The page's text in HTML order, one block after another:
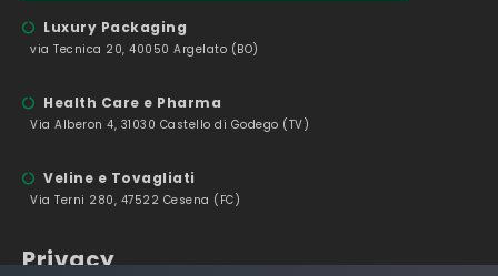
Luxury Packaging
via Tecnica 20, 40050 Argelato (BO)
Health Care e Pharma
Via Alberon 4, 31030 Castello di Godego (TV)
Veline e Tovagliati
Via Terni 280, 47522 Cesena (FC)
Privacy